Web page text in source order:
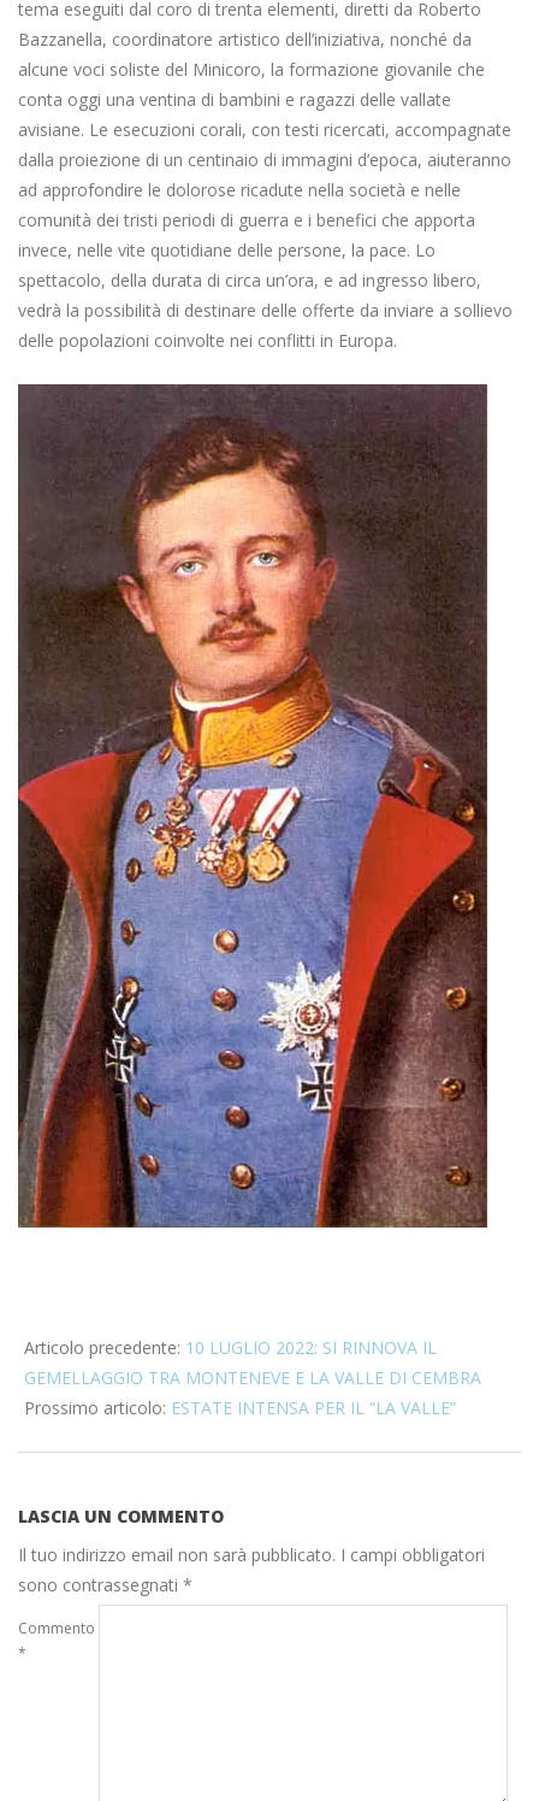
tema eseguiti dal coro di trenta elementi, diretti da Roberto
Bazzanella, coordinatore artistico dell’iniziativa, nonché da
alcune voci soliste del Minicoro, la formazione giovanile che
conta oggi una ventina di bambini e ragazzi delle vallate
avisiane. Le esecuzioni corali, con testi ricercati, accompagnate
dalla proiezione di un centinaio di immagini d’epoca, aiuteranno
ad approfondire le dolorose ricadute nella società e nelle
comunità dei tristi periodi di guerra e i benefici che apporta
invece, nelle vite quotidiane delle persone, la pace. Lo
spettacolo, della durata di circa un’ora, e ad ingresso libero,
vedrà la possibilità di destinare delle offerte da inviare a sollievo
delle popolazioni coinvolte nei conflitti in Europa.
07-
19
Articolo precedente: 10 LUGLIO 2022: SI RINNOVA IL
GEMELLAGGIO TRA MONTENEVE E LA VALLE DI CEMBRA
Prossimo articolo: ESTATE INTENSA PER IL “LA VALLE”
LASCIA UN COMMENTO
Il tuo indirizzo email non sarà pubblicato. I campi obbligatori
sono contrassegnati *
Commento
*